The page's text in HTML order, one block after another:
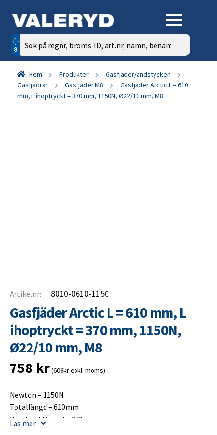
Sök
efter:
Hem Produkter
Gasfjäder/ändstycken
Gasfjädrar
Gasfjäder M8
Gasfjäder Arctic L = 610
mm, L ihoptryckt = 370 mm, 1150N, Ø22/10 mm, M8
Artikelnr: 8010-0610-1150
Gasfjäder Arctic L = 610 mm, L
ihoptryckt = 370 mm, 1150N,
Ø22/10 mm, M8
758 kr(606kr exkl. moms)
Newton – 1150N
Totallängd – 610mm
Ihoptrycktlängd – 370mm
Läs mer